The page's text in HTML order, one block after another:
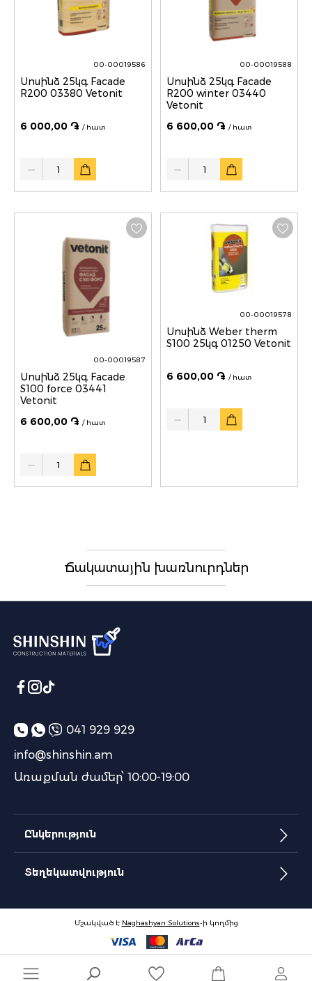
00-00019586
Սոսինձ 25կգ Facade
R200 03380 Vetonit
6 000,00 ֏ / հատ
00-00019588
Սոսինձ 25կգ Facade
R200 winter 03440
Vetonit
6 600,00 ֏ / հատ
00-00019587
Սոսինձ 25կգ Facade
S100 force 03441
Vetonit
6 600,00 ֏ / հատ
00-00019578
Սոսինձ Weber therm
S100 25կգ 01250 Vetonit
6 600,00 ֏ / հատ
Ճակատային խառնուրդներ
041 929 929
info@shinshin.am
Առաքման ժամեր՝ 10:00-19:00
Ընկերություն
Տեղեկատվություն
Մշակված է Naghashyan Solutions-ի կողմից